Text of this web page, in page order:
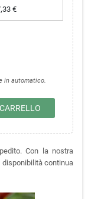
€
in automatico.
Con la nostra
continua